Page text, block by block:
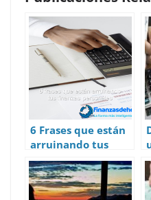
at
s
A
p
p
e
b
o
o
k
k
e
dI
n
d
di
6 Frases que están
arruinando tus
finanzas personales